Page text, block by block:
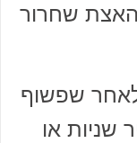
שחרור
שפשוף
שניות או